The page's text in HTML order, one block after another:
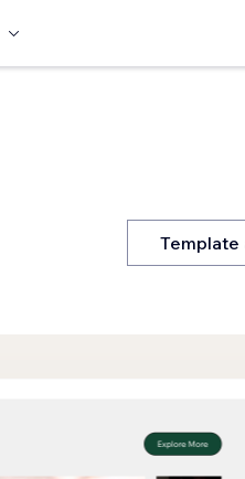
Template